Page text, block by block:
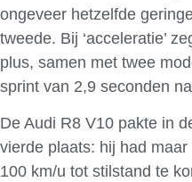
ongeveer hetzelfde
tweede. Bij ‘acceleratie’
plus, samen met twee
sprint van 2,9 seconden
De Audi R8 V10 pakte in
vierde plaats: hij had
100 km/u tot stilstand te